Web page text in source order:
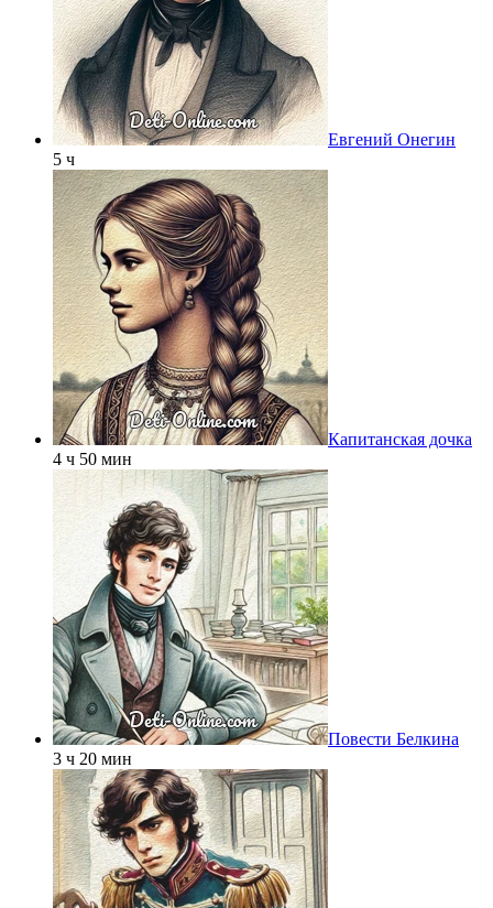
Евгений Онегин
5 ч
Капитанская дочка
4 ч 50 мин
Повести Белкина
3 ч 20 мин